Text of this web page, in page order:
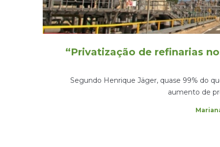
“Privatização de refinarias
Segundo Henrique Jäger, quase 99% do
aumento de